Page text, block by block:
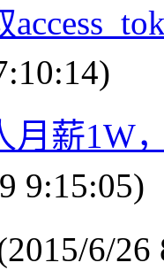
月薪1W
9:15:05)
6/26